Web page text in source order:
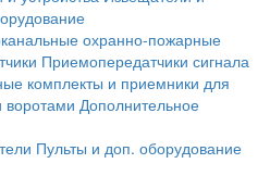
охранно-пожарные
Приемопередатчики сигнала
комплекты и приемники для
воротами Дополнительное
Пульты и доп. оборудование